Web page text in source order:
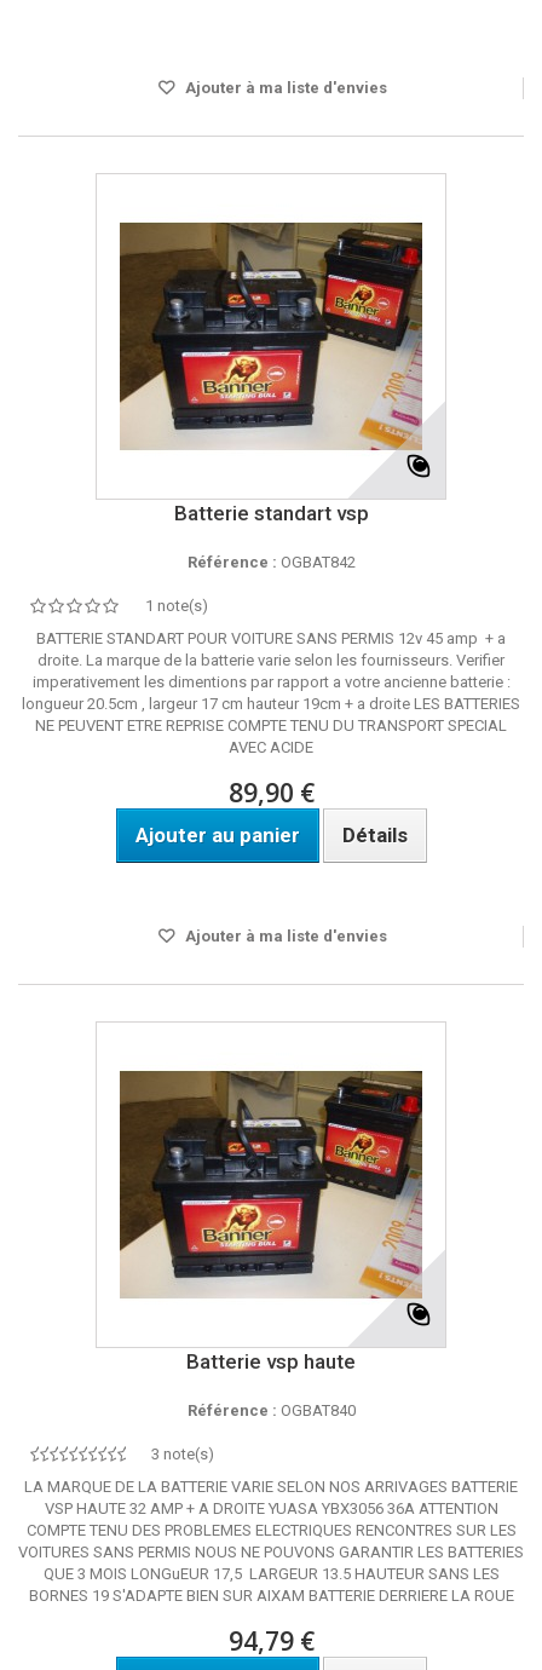
Ajouter à ma liste d'envies
Batterie standart vsp
Référence : OGBAT842
1 note(s)
BATTERIE STANDART POUR VOITURE SANS PERMIS 12v 45 amp + a
droite. La marque de la batterie varie selon les fournisseurs. Verifier
imperativement les dimentions par rapport a votre ancienne batterie :
longueur 20.5cm , largeur 17 cm hauteur 19cm + a droite LES BATTERIES
NE PEUVENT ETRE REPRISE COMPTE TENU DU TRANSPORT SPECIAL
AVEC ACIDE
89,90 €
Ajouter au panier Détails
Ajouter à ma liste d'envies
Batterie vsp haute
Référence : OGBAT840
3 note(s)
LA MARQUE DE LA BATTERIE VARIE SELON NOS ARRIVAGES BATTERIE
VSP HAUTE 32 AMP + A DROITE YUASA YBX3056 36A ATTENTION
COMPTE TENU DES PROBLEMES ELECTRIQUES RENCONTRES SUR LES
VOITURES SANS PERMIS NOUS NE POUVONS GARANTIR LES BATTERIES
QUE 3 MOIS LONGuEUR 17,5 LARGEUR 13.5 HAUTEUR SANS LES
BORNES 19 S'ADAPTE BIEN SUR AIXAM BATTERIE DERRIERE LA ROUE
94,79 €